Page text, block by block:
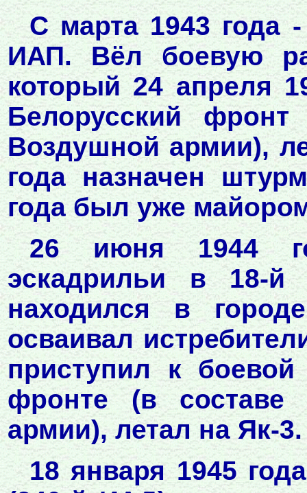
С марта 1943 года
ИАП. Вёл боевую
который 24 апреля
Белорусский
Воздушной армии),
года назначен
года был уже
26 июня 1944
эскадрильи в 18-й
находился в
осваивал
приступил к
фронте (в
армии), летал на Як-3.
18 января 1945